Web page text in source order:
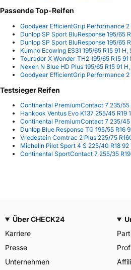
Passende Top-Reifen
Goodyear EfficientGrip Performance 2
Dunlop SP Sport BluResponse 195/65
Dunlop SP Sport BluResponse 195/65
Kumho Ecowing ES31 195/65 R15 91
Tourador X Wonder TH2 195/65 R15
Nexen N Blue HD Plus 195/65 R15 91
Goodyear EfficientGrip Performance 2
Testsieger Reifen
Continental PremiumContact 7 235/55
Hankook Ventus Evo K137 255/45
Continental PremiumContact 7 235/45
Dunlop Blue Response TG 195/55 R16
Vredestein Comtrac 2 Plus 225/75
Michelin Pilot Sport 4 S 225/40 R18
Continental SportContact 7 255/35
Über CHECK24
Karriere
Presse
Unternehmen